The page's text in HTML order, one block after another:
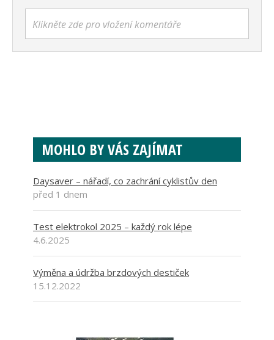
Klikněte zde pro vložení komentáře
MOHLO BY VÁS ZAJÍMAT
Daysaver – nářadí, co zachrání cyklistův den
před 1 dnem
Test elektrokol 2025 – každý rok lépe
4.6.2025
Výměna a údržba brzdových destiček
15.12.2022